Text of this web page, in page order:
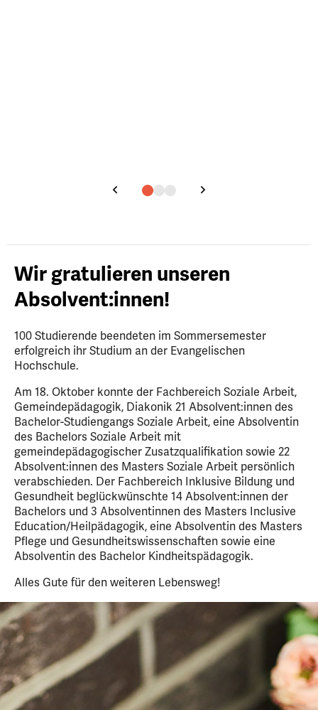
Wir gratulieren unseren
Absolvent:innen!
100 Studierende beendeten im Sommersemester
erfolgreich ihr Studium an der Evangelischen
Hochschule.
Am 18. Oktober konnte der Fachbereich Soziale Arbeit,
Gemeindepädagogik, Diakonik 21 Absolvent:innen des
Bachelor-Studiengangs Soziale Arbeit, eine Absolventin
des Bachelors Soziale Arbeit mit
gemeindepädagogischer Zusatzqualifikation sowie 22
Absolvent:innen des Masters Soziale Arbeit persönlich
verabschieden. Der Fachbereich Inklusive Bildung und
Gesundheit beglückwünschte 14 Absolvent:innen der
Bachelors und 3 Absolventinnen des Masters Inclusive
Education/Heilpädagogik, eine Absolventin des Masters
Pflege und Gesundheitswissenschaften sowie eine
Absolventin des Bachelor Kindheitspädagogik.
Alles Gute für den weiteren Lebensweg!
12
Bilder
Slider
mit
12
Bildern,
navigierbar
mit
Bild
1
von
12